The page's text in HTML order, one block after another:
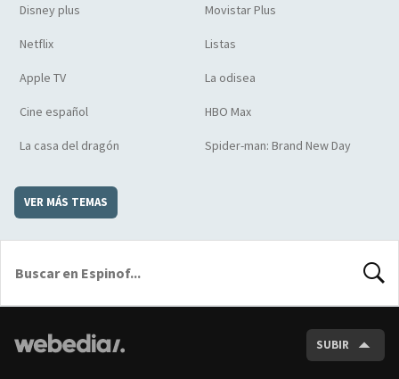
Disney plus Movistar Plus
Netflix Listas
Apple TV La odisea
Cine español HBO Max
La casa del dragón Spider-man: Brand New Day
VER MÁS TEMAS
SUBIR